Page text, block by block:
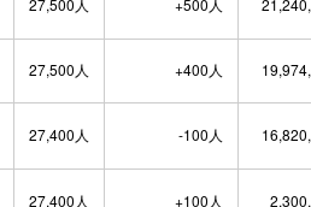
27,500人 +500人
27,500人 +400人
27,400人 -100人
27,400人 +100人